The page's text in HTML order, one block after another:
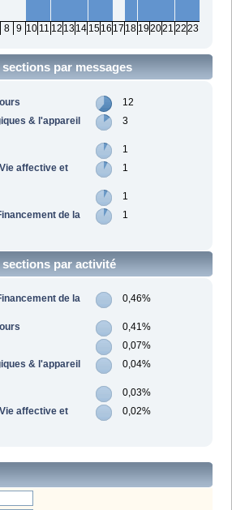
8 9 10 11 12 1314 1516 17 18 192021 2223
par messages
12
& l'appareil
3
1
affective et
1
1
de la
1
par activité
de la
0,46%
0,41%
0,07%
& l'appareil
0,04%
0,03%
affective et
0,02%